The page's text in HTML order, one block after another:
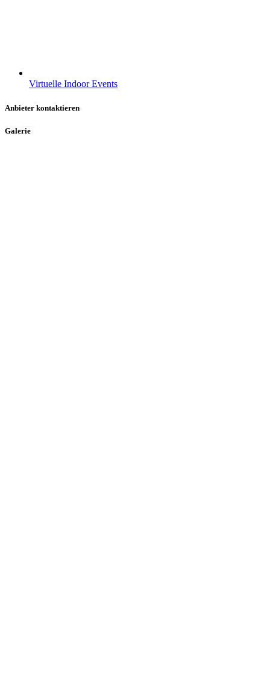
Virtuelle Indoor Events
Anbieter kontaktieren
Galerie